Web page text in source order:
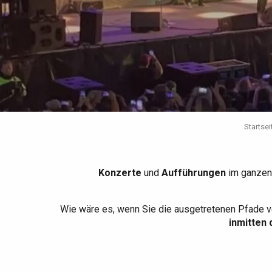
Die gesamte Agenda
Frühling
Wenn es regnet
Mit den Kindern
Unter Freunden
Trendige Orte
Bester Brunch
Restaurants mit
Aufenthalte am Meer
Aufenthalte mit dem
Zug
Fahrradaufenthalte
Konzerte und Aufführungenim
Wie wäre es, wenn Sie die ausgetretenen Pfade
inmitten